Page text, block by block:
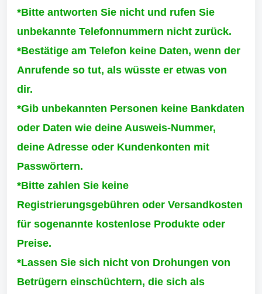
*Bitte antworten Sie nicht und rufen Sie
unbekannte Telefonnummern nicht zurück.
*Bestätige am Telefon keine Daten, wenn der
Anrufende so tut, als wüsste er etwas von
dir.
*Gib unbekannten Personen keine Bankdaten
oder Daten wie deine Ausweis-Nummer,
deine Adresse oder Kundenkonten mit
Passwörtern.
*Bitte zahlen Sie keine
Registrierungsgebühren oder Versandkosten
für sogenannte kostenlose Produkte oder
Preise.
*Lassen Sie sich nicht von Drohungen von
Betrügern einschüchtern, die sich als